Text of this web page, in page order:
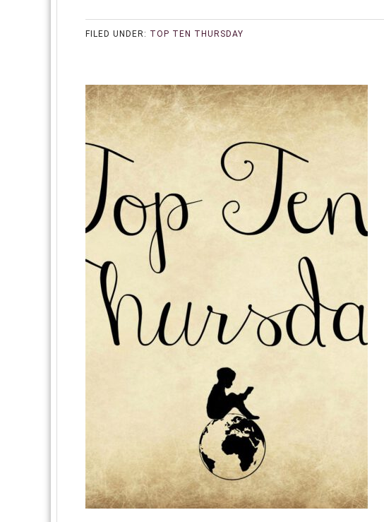
FILED UNDER: TOP TEN THURSDAY